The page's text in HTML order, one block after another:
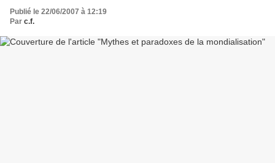
Publié le 22/06/2007 à 12:19
Par c.f.